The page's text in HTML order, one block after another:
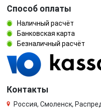
Способ оплаты
Наличный расчёт
Банковская карта
Безналичный расчёт
Контакты
Россия, Смоленск,